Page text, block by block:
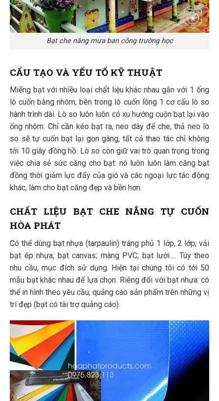
Bạt che nắng mưa ban công trường học
CẤU TẠO VÀ YẾU TỐ KỸ THUẬT
Miếng bạt với nhiều loại chất liệu khác nhau gắn với 1 ống
lô cuốn bằng nhôm, bên trong lô cuốn lồng 1 cơ cấu lò so
hành trình dài. Lò so luôn luôn có xu hướng cuộn bạt lại vào
ống nhôm. Chỉ cần kéo bạt ra, neo dây để che, thả neo lò
so sẽ tự cuốn bạt lại gọn gàng, tất cả thao tác chỉ không
tới 10 giây đồng hồ. Lò so còn giữ vai trò quan trọng trong
việc chia sẻ sức căng cho bạt: nó luôn luôn làm căng bạt
đồng thời giảm lực đẩy của gió và các ngoại lực tác động
khác, làm cho bạt căng đẹp và bền hơn.
CHẤT LIỆU BẠT CHE NẮNG TỰ CUỐN
HÒA PHÁT
Có thể dùng bạt nhựa (tarpaulin) tráng phủ 1 lớp, 2 lớp; vải
bạt ép nhựa; bạt canvas; màng PVC; bạt lưới…. Tùy theo
nhu cầu, mục đích sử dụng. Hiện tại chúng tôi có tới 50
mẫu bạt khác nhau để lựa chọn. Riêng đối với bạt nhựa: có
thể in hình theo yêu cầu, quảng cáo sản phẩm trên những vị
trí đẹp (bạt có tài trợ quảng cáo).